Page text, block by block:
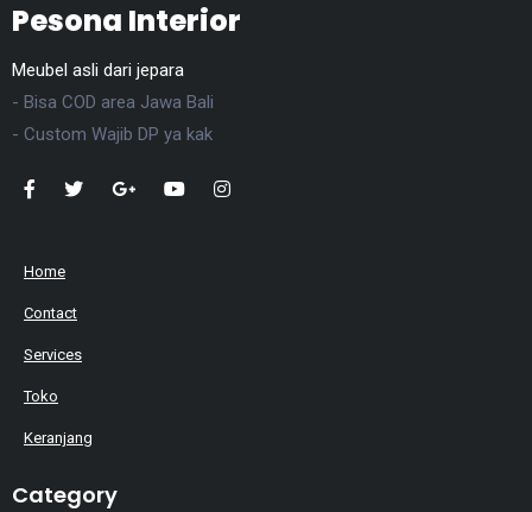
Pesona Interior
Meubel asli dari jepara
- Bisa COD area Jawa Bali
- Custom Wajib DP ya kak
Home
Contact
Services
Toko
Keranjang
Category